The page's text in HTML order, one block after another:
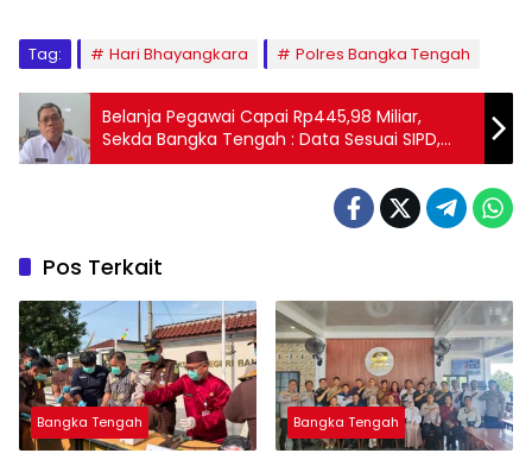
Tag: Hari Bhayangkara Polres Bangka Tengah
‎Belanja Pegawai Capai Rp445,98 Miliar,
Sekda Bangka Tengah : Data Sesuai SIPD,
Pos Terkait
Bangka Tengah Bangka Tengah